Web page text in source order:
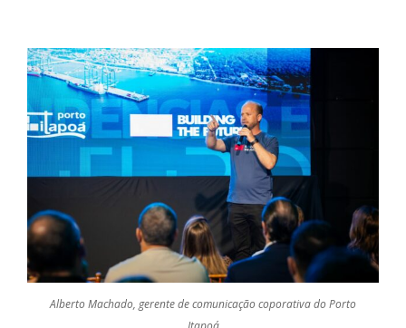
Alberto Machado, gerente de comunicação coporativa do Porto